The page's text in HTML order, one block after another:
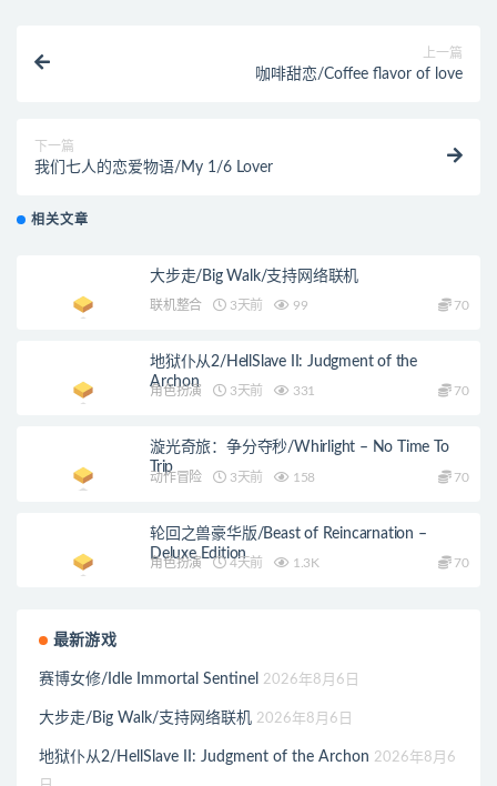
上一篇
咖啡甜恋/Coffee flavor of love
下一篇
我们七人的恋爱物语/My 1/6 Lover
相关文章
大步走/Big Walk/支持网络联机
联机整合 3天前 99 70
地狱仆从2/HellSlave II: Judgment of the
Archon
角色扮演 3天前 331 70
漩光奇旅：争分夺秒/Whirlight – No Time To
Trip
动作冒险 3天前 158 70
轮回之兽豪华版/Beast of Reincarnation –
Deluxe Edition
角色扮演 4天前 1.3K 70
最新游戏
赛博女修/Idle Immortal Sentinel 2026年8月6日
大步走/Big Walk/支持网络联机 2026年8月6日
地狱仆从2/HellSlave II: Judgment of the Archon 2026年8月6